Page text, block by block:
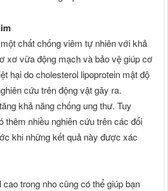
chất chống viêm tự nhiên với khả
xơ vữa động mạch và bảo vệ giúp cơ
hại do cholesterol lipoprotein mật độ
cứu trên động vật gây ra.
khả năng chống ung thư. Tuy
thêm nhiều nghiên cứu trên các đối
khi những kết quả này được xác
trong nho cũng có thể giúp bạn